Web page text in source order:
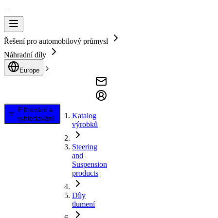
Řešení pro automobilový průmysl
Náhradní díly
Europe
Filtrování a
vyhledávání
Katalog
výrobků
Steering
and
Suspension
products
Díly
tlumení